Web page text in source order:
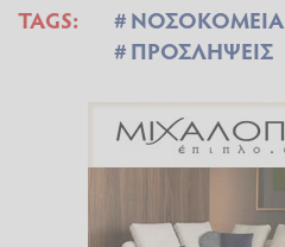
TAGS: ΝΟΣΟΚΟΜΕΙΑ
ΠΡΟΣΛΗΨΕΙΣ